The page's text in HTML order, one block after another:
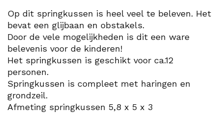
Op dit springkussen is heel veel te beleven. Het
bevat een glijbaan en obstakels.
Door de vele mogelijkheden is dit een ware
belevenis voor de kinderen!
Het springkussen is geschikt voor ca.12
personen.
Springkussen is compleet met haringen en
grondzeil.
Afmeting springkussen 5,8 x 5 x 3